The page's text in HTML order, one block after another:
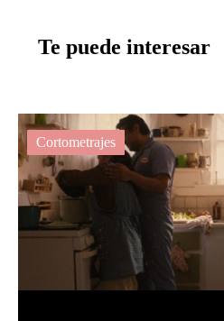
Te puede interesar
Cortometrajes